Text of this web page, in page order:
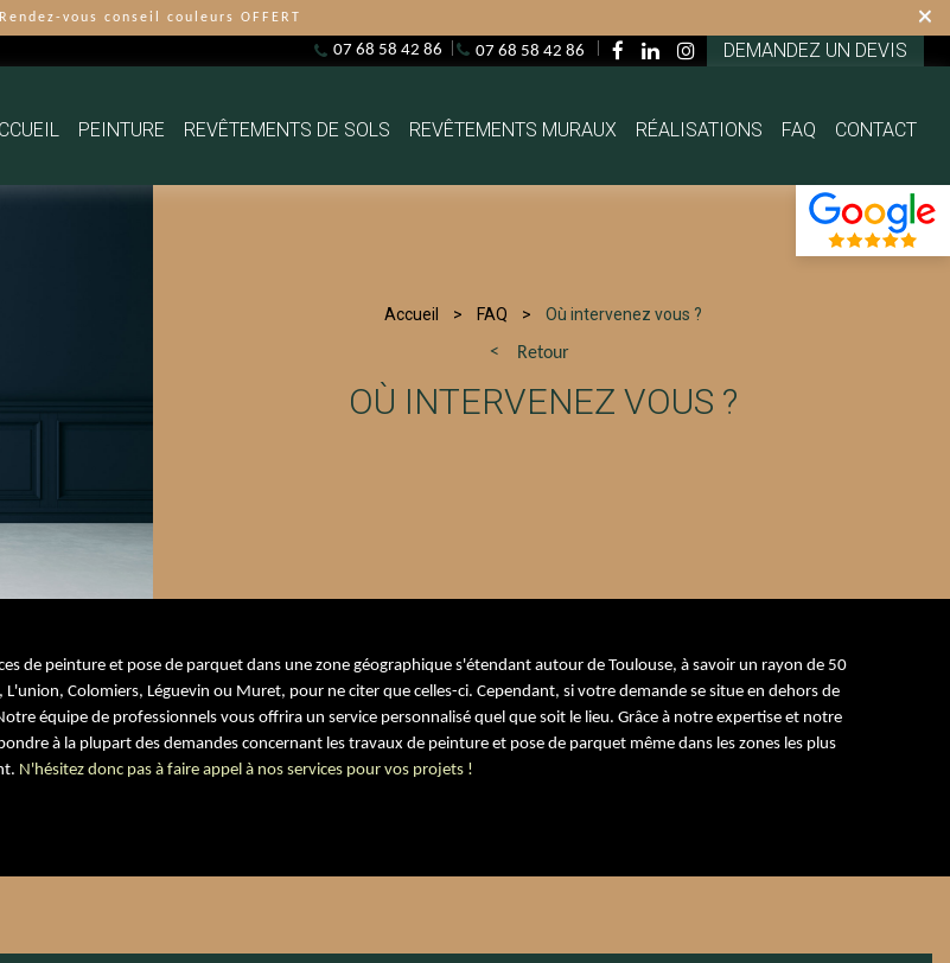
Rendez-vous conseil couleurs OFFERT ×
07 68 58 42 86 07 68 58 42 86 DEMANDEZ UN DEVIS
PEINTURE REVÊTEMENTS DE SOLS REVÊTEMENTS MURAUX RÉALISATIONS FAQ CONTACT
Accueil FAQ Où intervenez vous ?
Retour
OÙ INTERVENEZ VOUS ?
de peinture et pose de parquet dans une zone géographique s'étendant autour de Toulouse, à savoir un rayon de 50
Colomiers, Léguevin ou Muret, pour ne citer que celles-ci. Cependant, si votre demande se situe en dehors de
équipe de professionnels vous offrira un service personnalisé quel que soit le lieu. Grâce à notre expertise et notre
à la plupart des demandes concernant les travaux de peinture et pose de parquet même dans les zones les plus
N'hésitez donc pas à faire appel à nos services pour vos projets !